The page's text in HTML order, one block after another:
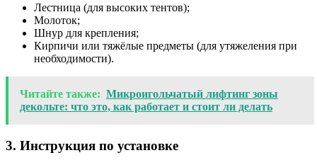
Лестница (для высоких тентов);
Молоток;
Шнур для крепления;
Кирпичи или тяжёлые предметы (для утяжеления при
необходимости).
Читайте также: Микроигольчатый лифтинг зоны
декольте: что это, как работает и стоит ли делать
3. Инструкция по установке